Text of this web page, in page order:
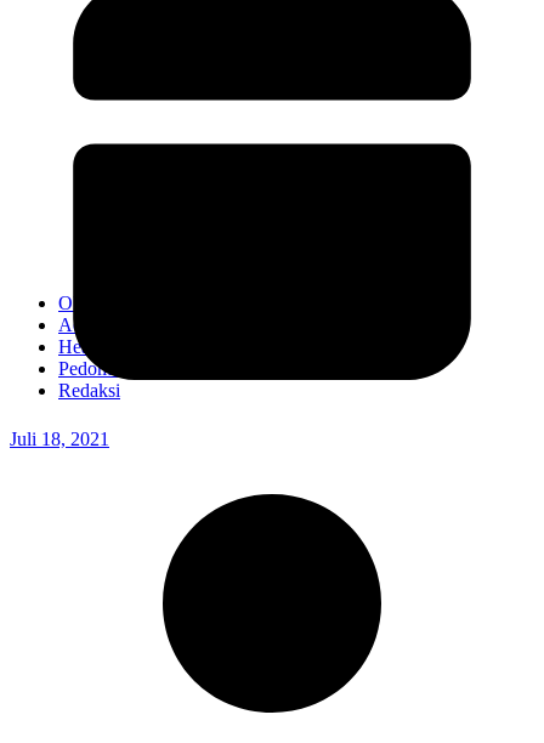
OPINI
Advertorial
Headline
Pedoman Media Ciber
Redaksi
Juli 18, 2021